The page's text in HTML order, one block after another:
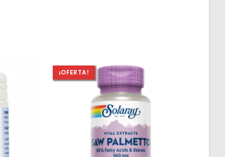
¡OFERTA!